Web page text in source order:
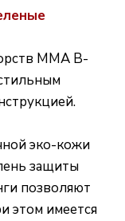
MMA B-
эко-кожи
защиты
позволяют
этом имеется